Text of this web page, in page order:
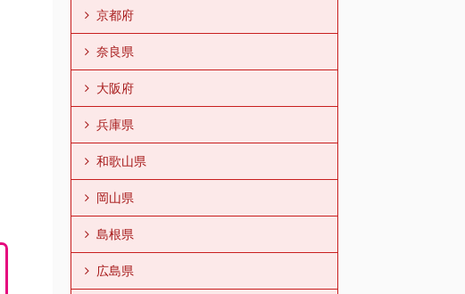
京都府
奈良県
大阪府
兵庫県
和歌山県
岡山県
島根県
広島県